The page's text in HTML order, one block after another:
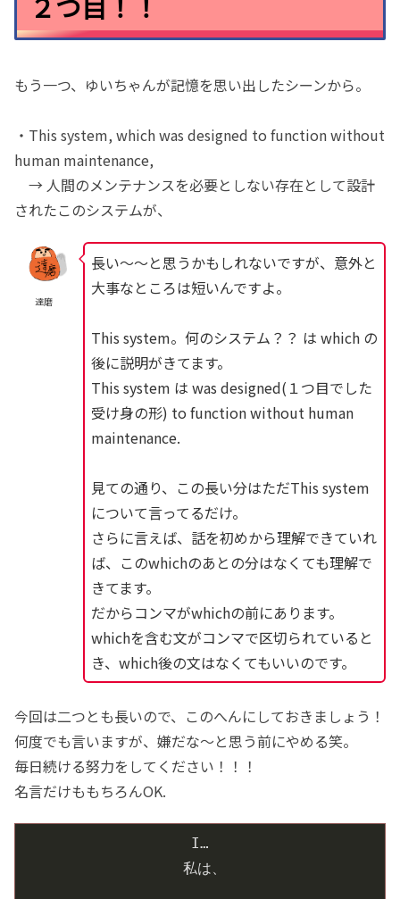
もう一つ、ゆいちゃんが記憶を思い出したシーンから。
・This system, which was designed to function without
human maintenance,
→ 人間のメンテナンスを必要としない存在として設計
されたこのシステムが、
達磨
長い〜〜と思うかもしれないですが、意外と
大事なところは短いんですよ。
This system。何のシステム？？ は which の
後に説明がきてます。
This system は was designed(１つ目でした
受け身の形) to function without human
maintenance.
見ての通り、この長い分はただThis system
について言ってるだけ。
さらに言えば、話を初めから理解できていれ
ば、このwhichのあとの分はなくても理解で
きてます。
だからコンマがwhichの前にあります。
whichを含む文がコンマで区切られていると
き、which後の文はなくてもいいのです。
今回は二つとも長いので、このへんにしておきましょう！
何度でも言いますが、嫌だな〜と思う前にやめる笑。
毎日続ける努力をしてください！！！
名言だけももちろんOK.
I…
私は、